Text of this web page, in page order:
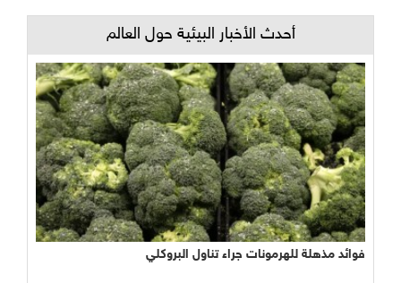
أحدث الأخبار البيئية حول العالم
فوائد مذهلة للهرمونات جراء تناول البروكلي